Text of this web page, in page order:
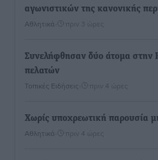
αγωνιστικών της κανονικής
Αθλητικά πριν 3 ώρες
Συνελήφθησαν δύο άτομα στην
πελατών
Τοπικές Ειδήσεις πριν 4 ώρες
Χωρίς υποχρεωτική παρουσία
Αθλητικά πριν 4 ώρες